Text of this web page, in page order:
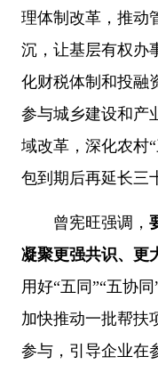
理体制改革，推动
沉，让基层有权办
化财税体制和投融
参与城乡建设和产
域改革，深化农村
包到期后再延长三
曾宪旺强调，
凝聚更强共识、更
用好“五同”“五协
加快推动一批帮扶
参与，引导企业在